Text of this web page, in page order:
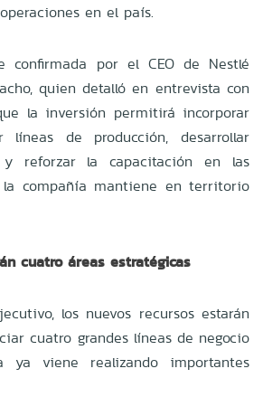
en el país.
confirmada por el CEO de Nestlé
quien detalló en entrevista con
la inversión permitirá incorporar
líneas de producción, desarrollar
y reforzar la capacitación en las
la compañía mantiene en territorio
cuatro áreas estratégicas
los nuevos recursos estarán
cuatro grandes líneas de negocio
ya viene realizando importantes